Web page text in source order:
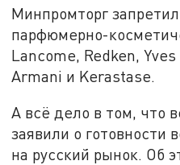
Минпромторг
парфюмерно-
Lancome, Redken,
Armani и Kerastase.
А всё дело в том, что
заявили о готовности
на русский рынок. Об